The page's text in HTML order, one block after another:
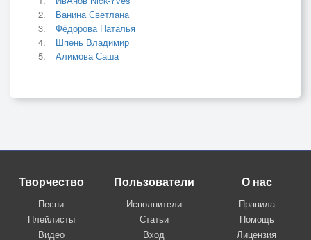
Ванина Светлана
Фёдорова Наталья
Шпень Владимир
Алимова Саша
Творчество
Песни
Плейлисты
Видео
Пользователи
Исполнители
Статьи
Вход
О нас
Правила
Помощь
Лицензия